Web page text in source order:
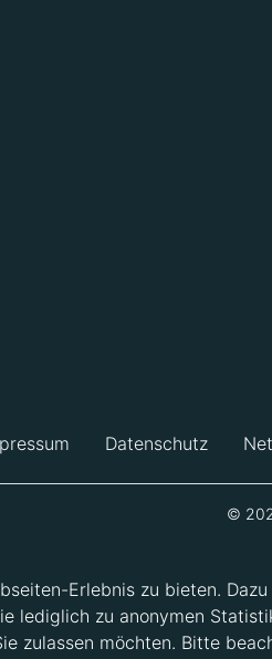
Datenschutz
©
Erlebnis zu bieten.
lediglich zu anonymen
zulassen möchten. Bitte